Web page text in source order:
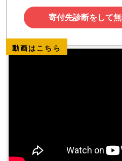
寄付先診断をして
動画はこちら